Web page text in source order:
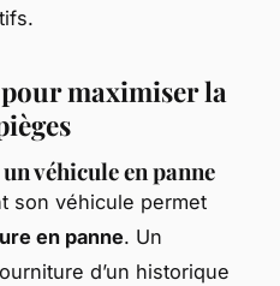
maximiser la
véhicule en panne
son véhicule permet
en panne. Un
d’un historique